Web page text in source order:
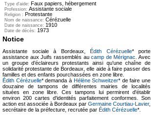
Type d'aide: Faux papiers, hébergement
Profession: Assistante sociale
Religion : Protestante
Nom de naissance: Cérézuelle
Date de naissance: 1910
Date de décès: 1973
Notice
Assistante sociale à Bordeaux, Édith Cérézuelle* porte
assistance aux Juifs rassemblés aucamp de Mérignac . Avec
un groupe d’éclaireurs protestants ainsi qu'une chaîne de
solidarité protestante de Bordeaux, elle aide à faire passer des
familles et des enfants pourchassées en zone libre.
Édith Cérézuelle* demanda à Hélène Schweitzer* de faire une
douzaine de tampons de différentes mairies de localités
situées en zone libre. Ces tampons lui permirent d'établir
environ 200 cartes d'identités parfaitement conformes. Son
action est associée à Bordeaux par Germaine Courtiau-Lavier,
secrétaire de la préfecture, recrutée par Édith Cérézuelle*.